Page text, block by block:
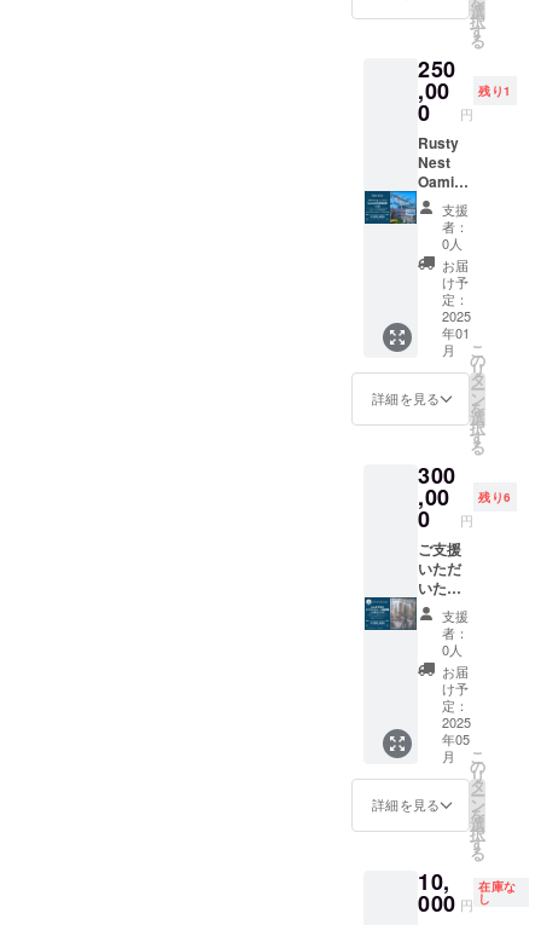
も最も
ゴール
ドに近
く、ま
るで日
の出の
光を思
わせる
ような
透明
感、白
里海岸
の爽や
かの海
風に加
えて太
平洋を
渡って
思わせ
るトロ
ピカル
な香り
を伴う
ホップ
のアロ
マ、ス
カッと
した喉
越しが
海との
相性が
抜群！
グルー
プフ
ルー
ツ、
オレン
ジ、完
熟トロ
しみい
ただけ
セット
です。
★ お礼
のメッ
セージ
付き ★
オリジ
ナルグ
ラス 1
Rusty
Nest
Sessio
n IPAに
ついて
＞ 定番
の
Rusty
Nest
IPA の
ある フ
ルー
ティー
な香り
を保ち
つつ、
アル
コール
度数を
少し下
げ、 飲
みやす
い IPA
に仕上
げまし
た。 夏
の海の
相棒と
呼べる
Sessio
ご堪能
くださ
い。
Rusty
Garage
らを1日
貸切利
用いた
だける
プラン
です。
（限定3
個）
アー
ティス
ト、ク
リエイ
ター、
農家や​
料理人
など、
様々な
職人の
方々に
自由に
発信い
ただけ
る場に
してい
きま
す。 約
20坪の
屋外ス
ペース
と約15
坪のカ
フェ
バース
ペー
ス。醸
造所に
併設し
たこち
らのイ
ベント
スをお
使い頂
けま
選
択
す
る
250
,00
0 円
残り1
Rusty
Nest
Oamish
irasato
運営会
社であ
る株式
会社 ぷ
らす わ
んが白
里海岸
で運営
する民
泊の
Sparkle
。 海ま
分と最
もビー
チに近
いバ
ケー
ション
ハウス
の一つ
です。
パワー
スポッ
トとし
て有名
な白里
海岸で
元日の
日の出
が見え
る年末
年始は
約殺到
の
Sparkle
支援
者：
0人
お届
け予
定：
2025
年01
月
詳細を見る
こ
の
リ
タ
ー
ン
を
選
択
す
る
300
,00
0 円
残り6
ご支援
いただ
いた皆
様で交
流しな
がら1つ
のオリ
ジナル
クラフ
トビー
ルを醸
造いた
だける
醸造権
です。
理想の
を作る
ために
数回の
支援
者：
0人
お届
け予
定：
2025
年05
月
詳細を見る
こ
の
リ
タ
ー
ン
を
選
択
す
る
10,
000 円
在庫な
し